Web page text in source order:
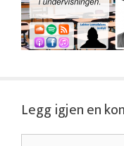
Legg igjen en